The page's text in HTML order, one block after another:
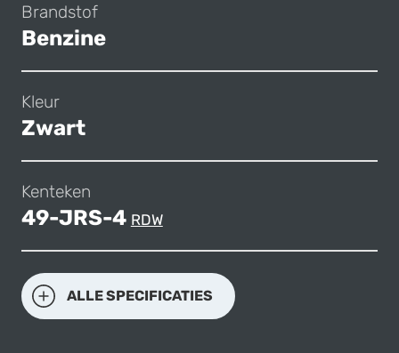
Brandstof
Benzine
Kleur
Zwart
Kenteken
49-JRS-4 RDW
ALLE SPECIFICATIES